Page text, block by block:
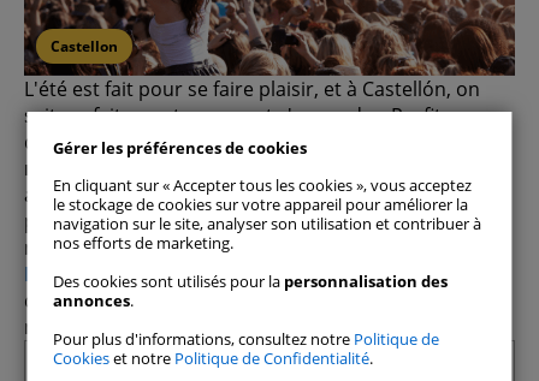
Castellon
L'été est fait pour se faire plaisir, et à Castellón, on
sait parfaitement comment s'y prendre. Profitez
d'uneescapade méditerranéenne complète,
rythmée
ambiance festive en bord de mer, avec une
programmation allantd'artistes internationauxaux
meilleurs DJ locaux.
DoYouSpainvous propose ce guide détaillé
contenant tout ce que vous devez savoir sur les
meilleurs
festivals de Castellón 2026
Summary
Gérer les préférences de cookies
En cliquant sur « Accepter tous les cookies », vous acceptez
le stockage de cookies sur votre appareil pour améliorer la
navigation sur le site, analyser son utilisation et contribuer à
nos efforts de marketing.
Des cookies sont utilisés pour la personnalisation des
annonces.
Pour plus d'informations, consultez notre Politique de
Cookieset notre Politique de Confidentialité.